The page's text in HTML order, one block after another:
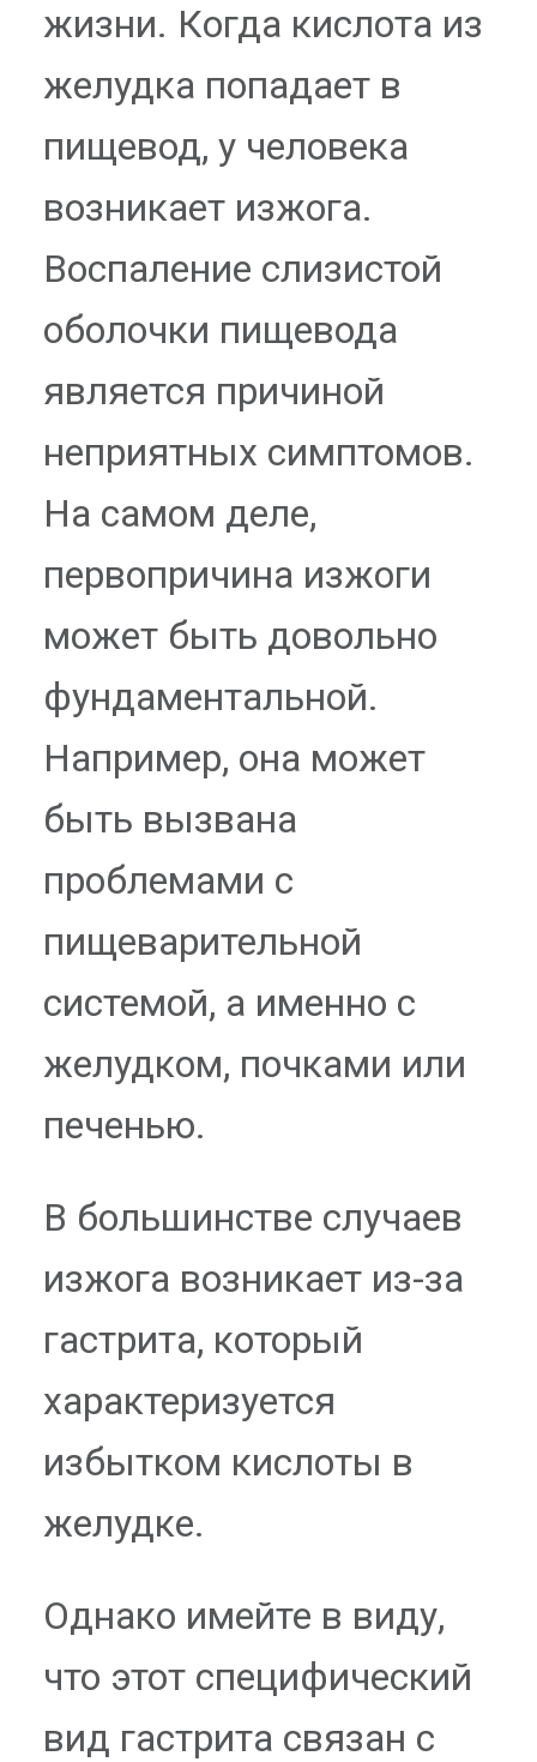
жизни. Когда кислота из
желудка попадает в
пищевод, у человека
возникает изжога.
Воспаление слизистой
оболочки пищевода
является причиной
неприятных симптомов.
На самом деле,
первопричина изжоги
может быть довольно
фундаментальной.
Например, она может
быть вызвана
проблемами с
пищеварительной
системой, а именно с
желудком, почками или
печенью.
В большинстве случаев
изжога возникает из-за
гастрита, который
характеризуется
избытком кислоты в
желудке.
Однако имейте в виду,
что этот специфический
вид гастрита связан с